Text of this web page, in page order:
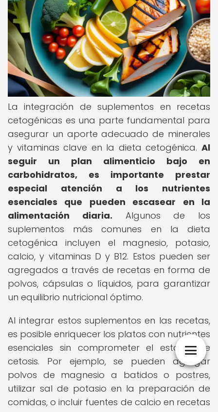
La integración de suplementos en recetas
cetogénicas es una parte fundamental para
asegurar un aporte adecuado de minerales
y vitaminas clave en la dieta cetogénica. Al
seguir un plan alimenticio bajo en
carbohidratos, es importante prestar
especial atención a los nutrientes
esenciales que pueden escasear en la
alimentación diaria. Algunos de los
suplementos más comunes en la dieta
cetogénica incluyen el magnesio, potasio,
calcio, y vitaminas D y B12. Estos pueden ser
agregados a través de recetas en forma de
polvos, cápsulas o líquidos, para garantizar
un equilibrio nutricional óptimo.
Al integrar estos suplementos en las recetas,
es posible enriquecer los platos con nutrientes
esenciales sin comprometer el estado de
cetosis. Por ejemplo, se pueden agregar
polvos de magnesio a batidos o postres,
utilizar sal de potasio en la preparación de
comidas, o incluir fuentes de calcio en recetas